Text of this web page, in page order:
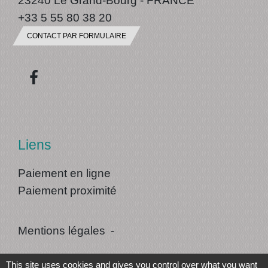
+33 5 55 80 38 20
CONTACT PAR FORMULAIRE
Liens
Paiement en ligne
Paiement proximité
Mentions légales -
Politique de confidentialité - Accessibilité -
This site uses cookies and gives you control over what you want